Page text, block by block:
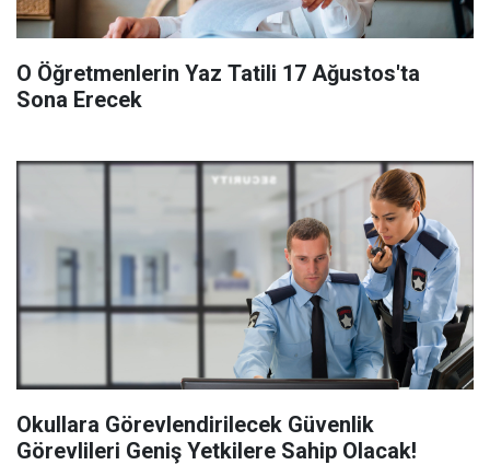
O Öğretmenlerin Yaz Tatili 17 Ağustos'ta
Sona Erecek
Okullara Görevlendirilecek Güvenlik
Görevlileri Geniş Yetkilere Sahip Olacak!